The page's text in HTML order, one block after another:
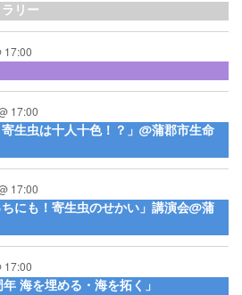
リー
17:00
17:00
生虫は十人十色！？」@蒲郡市生命
17:00
にも！寄生虫のせかい」講演会@蒲
17:00
海を埋める・海を拓く」